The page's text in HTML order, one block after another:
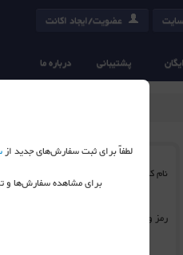
عضویت/ایجاد اکانت
پشتیبانی درباره ما
نام کاربری
رمز ورود
لطفاً برای ثبت سفارش‌های جدید از
برای مشاهده سفارش‌ها و